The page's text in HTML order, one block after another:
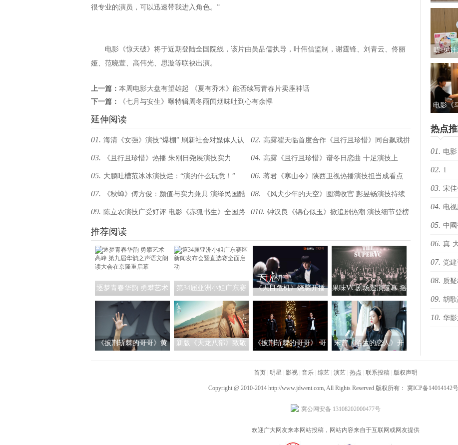
很专业的演员，可以迅速带我进入角色。”
电影《惊天破》将于近期登陆全国院线，该片由吴品儒执导，叶伟信监制，谢霆锋、刘青云、佟丽
娅、范晓萱、高伟光、思漩等联袂出演。
上一篇： 本周电影大盘有望雄起 《夏有乔木》能否续写青春片卖座神话
下一篇：
《七月与安生》曝特辑周冬雨闻烟味吐到心有余悸
延伸阅读
01. 海清《女强》演技“爆棚” 刷新社会对媒体人认
知
02. 高露翟天临首度合作《且行且珍惜》同台飙戏拼
演技
03. 《且行且珍惜》热播 朱刚日尧展演技实力 04. 高露《且行且珍惜》谱冬日恋曲 十足演技上
演“睡美人”大逆袭
05. 大鹏吐槽范冰冰演技烂：“演的什么玩意！” 06. 蒋君《寒山令》陕西卫视热播演技担当成看点
07. 《秋蝉》傅方俊：颜值与实力兼具 演绎民国酷
飒爱国少年
08. 《风犬少年的天空》圆满收官 彭昱畅演技持续
收获好评
09. 陈立农演技广受好评 电影《赤狐书生》全国路
演正在火热进行
010. 钟汉良《锦心似玉》掀追剧热潮 演技细节登榜
推荐阅读
逐梦青春华韵 勇攀艺术
高峰 第九届华韵之声语
文朗读大会在京隆重启
幕
第34届亚洲小姐广东赛
区 新闻发布会暨直选赛
全面启动
《天目危机》烧脑开播
张睿“意识流”博士奔跑
上线
果味VC剧场巡演落幕 摇
滚乐队的新可能性
《披荆斩棘的哥哥》黄
新版《天龙八部》致敬
《披荆斩棘的哥哥》 哥
杀”
宋茜《陌生的恋人》开
冬针锋相对引热议
礼及路
约
听·见
儿童
包：让
电影《
新李
热点
01. 电
择心之所
02. 1
03. 宋
04. 电
05. 中
海ifc商
06. 真·
style席
07. 党
办“聚光
08. 质
09. 胡
预告 狂
10. 华
首页 明星 影视 音乐 综艺 演艺 热点 联系投稿 版权声明
Copyright @ 2010-2014 http://www.jdwent.com, All Rights Reserved 版权所有： 冀ICP备14014142
冀公网安备 13108202000477号
欢迎广大网友来本网站投稿，网站内容来自于互联网或网友提供